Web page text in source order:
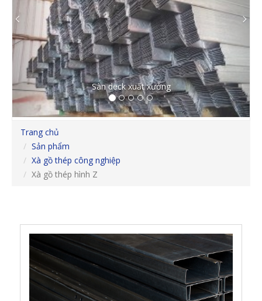
Sàn deck xuất xưởng
Previous
Trang chủ
Sản phẩm
Xà gồ thép công nghiệp
Xà gồ thép hình Z